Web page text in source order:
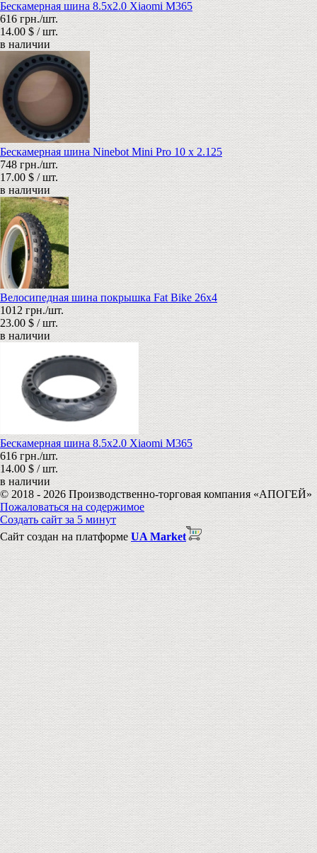
Бескамерная шина 8.5х2.0 Xiaomi M365
616 грн./шт.
14.00 $ / шт.
в наличии
Бескамерная шина Ninebot Mini Pro 10 x 2.125
748 грн./шт.
17.00 $ / шт.
в наличии
Велосипедная шина покрышка Fat Bike 26х4
1012 грн./шт.
23.00 $ / шт.
в наличии
Бескамерная шина 8.5х2.0 Xiaomi M365
616 грн./шт.
14.00 $ / шт.
в наличии
© 2018 - 2026 Производственно-торговая компания «АПОГЕЙ»
Пожаловаться на содержимое
Создать сайт за 5 минут
Сайт создан на платформе UA Market